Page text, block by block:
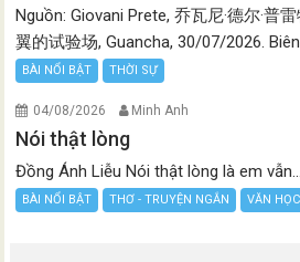
Nguồn: Giovani Prete, 乔瓦尼·德尔·普
翼的试验场, Guancha, 30/07/2026.
BÀI NỔI BẬT THỜI SỰ
04/08/2026 Minh Anh
Nói thật lòng
Đồng Ánh Liễu Nói thật lòng là em vẫn...
BÀI NỔI BẬT THƠ - TRUYỆN NGẮN VĂN